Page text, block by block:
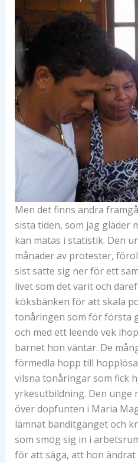
Men det finns andra
sista tiden, som jag gläder
kan mätas i statistik. Den
månader av protester,
sist satte sig ner för ett
livet som det varit och
köksbänken för att skala
tonåringen som för första
och med ett leende vek
barnet hon väntar. De
förmedla hopp till
vilsna tonåringar som fick
yrkesutbildning. Den unge
över dopfunten i Maria
lämnat banditgänget och
som smög sig in i
för att säga, att hon